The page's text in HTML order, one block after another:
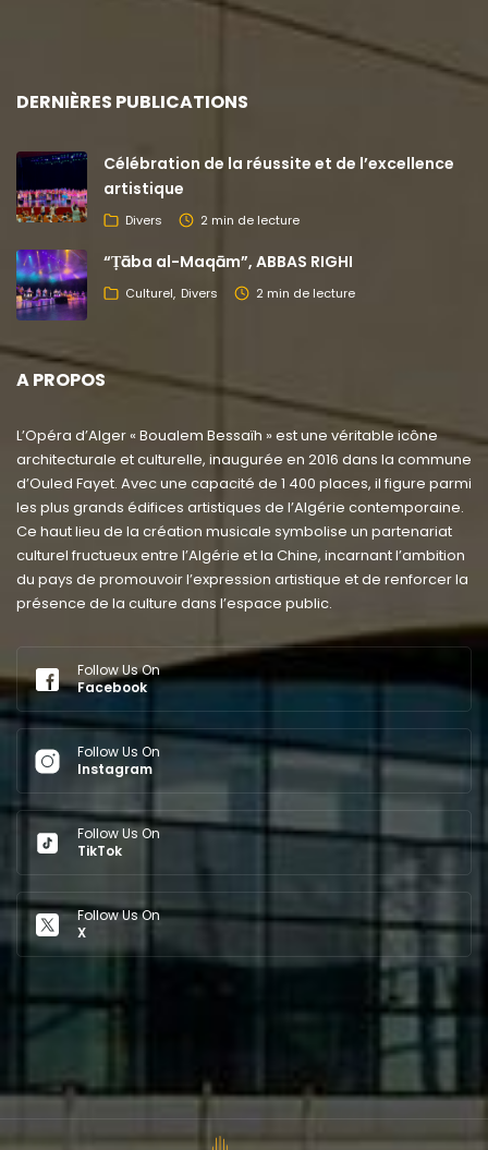
DERNIÈRES PUBLICATIONS
Célébration de la réussite et de l’excellence
artistique
Divers 2 min de lecture
“Ṭāba al-Maqām”, ABBAS RIGHI
Culturel Divers 2 min de lecture
A PROPOS
L’Opéra d’Alger « Boualem Bessaïh » est une véritable icône
architecturale et culturelle, inaugurée en 2016 dans la commune
d’Ouled Fayet. Avec une capacité de 1 400 places, il figure parmi
les plus grands édifices artistiques de l’Algérie contemporaine.
Ce haut lieu de la création musicale symbolise un partenariat
culturel fructueux entre l’Algérie et la Chine, incarnant l’ambition
du pays de promouvoir l’expression artistique et de renforcer la
présence de la culture dans l’espace public.
Follow Us On
Facebook
Follow Us On
Instagram
Follow Us On
TikTok
Follow Us On
X